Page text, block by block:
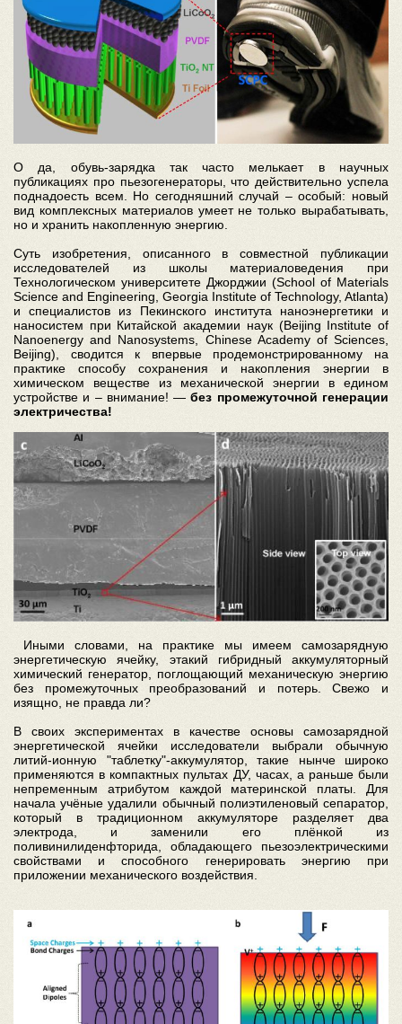
О да, обувь-зарядка так часто мелькает в научных
публикациях про пьезогенераторы, что действительно успела
поднадоесть всем. Но сегодняшний случай – особый: новый
вид комплексных материалов умеет не только вырабатывать,
но и хранить накопленную энергию.
Суть изобретения, описанного в совместной публикации
исследователей из школы материаловедения при
Технологическом университете Джорджии (School of Materials
Science and Engineering, Georgia Institute of Technology, Atlanta)
и специалистов из Пекинского института наноэнергетики и
наносистем при Китайской академии наук (Beijing Institute of
Nanoenergy and Nanosystems, Chinese Academy of Sciences,
Beijing), сводится к впервые продемонстрированному на
практике способу сохранения и накопления энергии в
химическом веществе из механической энергии в едином
устройстве и – внимание! —без промежуточной генерации
электричества!
Иными словами, на практике мы имеем самозарядную
энергетическую ячейку, этакий гибридный аккумуляторный
химический генератор, поглощающий механическую энергию
без промежуточных преобразований и потерь. Свежо и
изящно, не правда ли?
В своих экспериментах в качестве основы самозарядной
энергетической ячейки исследователи выбрали обычную
литий-ионную "таблетку"-аккумулятор, такие нынче широко
применяются в компактных пультах ДУ, часах, а раньше были
непременным атрибутом каждой материнской платы. Для
начала учёные удалили обычный полиэтиленовый сепаратор,
который в традиционном аккумуляторе разделяет два
электрода, и заменили его плёнкой из
поливинилиденфторида, обладающего пьезоэлектрическими
свойствами и способного генерировать энергию при
приложении механического воздействия.